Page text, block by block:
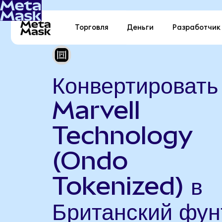
Торговля Деньги Разработчик
Конвертировать
Marvell
Technology
(Ondo
Tokenized) в
Британский